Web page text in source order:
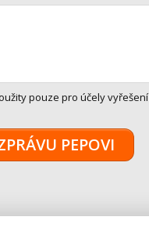
pouze pro účely vyřešení
PEPOVI